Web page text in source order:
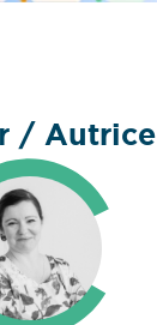
/ Autrice